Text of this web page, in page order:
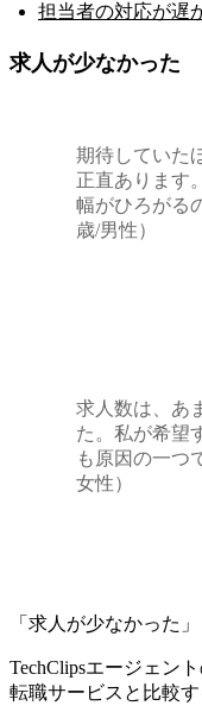
担当者の対応が遅
求人が少なかった
期待していた
正直あります
幅がひろがる
歳/男性）
求人数は、あ
た。私が希望
も原因の一つ
女性）
「求人が少なかった
TechClipsエージェン
転職サービスと比較